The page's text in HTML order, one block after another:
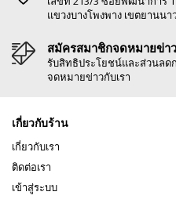
แขวงบางโพงพาง เขตยานนา
สมัครสมาชิกจดหมายข่าว
รับสิทธิประโยชน์และส่วนลด
จดหมายข่าวกับเรา
เกี่ยวกับร้าน
เกี่ยวกับเรา
ติดต่อเรา
เข้าสู่ระบบ